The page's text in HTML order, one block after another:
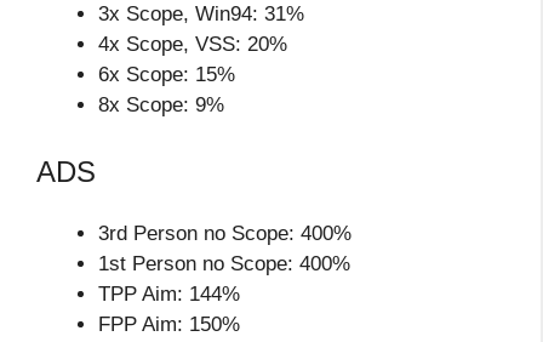
3x Scope, Win94: 31%
4x Scope, VSS: 20%
6x Scope: 15%
8x Scope: 9%
ADS
3rd Person no Scope: 400%
1st Person no Scope: 400%
TPP Aim: 144%
FPP Aim: 150%